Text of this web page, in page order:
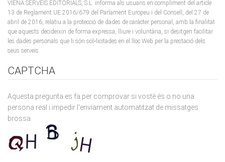
que aquests decideixin de forma expressa, lliure i voluntària, si desitgen facilitar
les dades personals que li són sol•licitades en el lloc Web per la prestació dels
seus serveis.
CAPTCHA
Aquesta pregunta es fa per comprovar si vostè és o no una
brossa.
What code is in the image?